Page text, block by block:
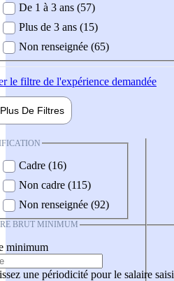
De 1 à 3 ans (57)
Plus de 3 ans (15)
Non renseignée (65)
le filtre de l'expérience demandée
Plus De Filtres
Cadre (16)
Non cadre (115)
Non renseignée (92)
BRUT MINIMUM
minimum
une périodicité pour le salaire saisi